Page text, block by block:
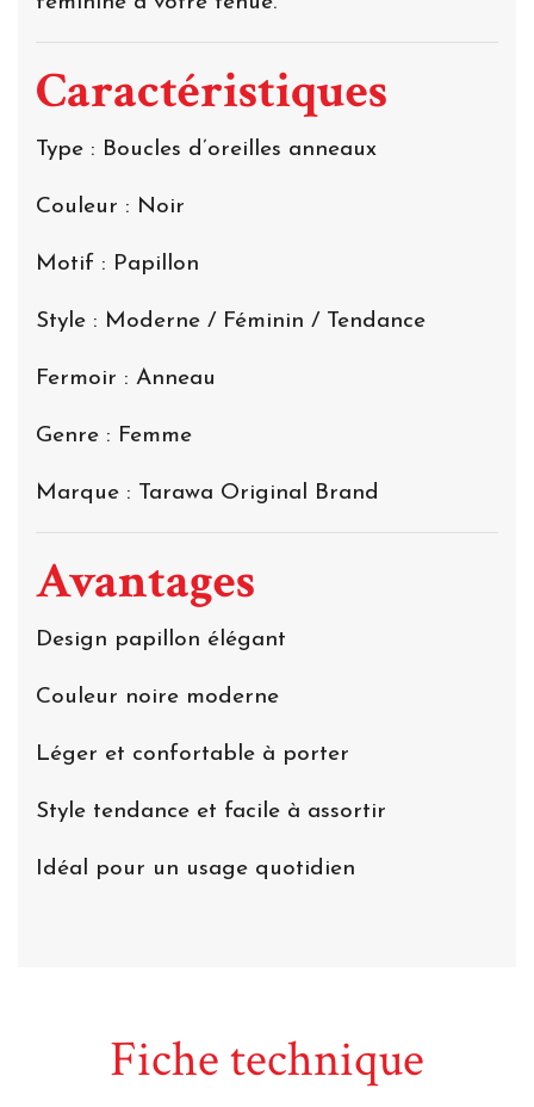
Caractéristiques
Type : Boucles d’oreilles anneaux
Couleur : Noir
Motif : Papillon
Style : Moderne / Féminin / Tendance
Fermoir : Anneau
Genre : Femme
Marque : Tarawa Original Brand
Avantages
Design papillon élégant
Couleur noire moderne
Léger et confortable à porter
Style tendance et facile à assortir
Idéal pour un usage quotidien
Fiche technique